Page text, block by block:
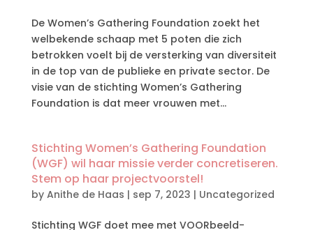
De Women’s Gathering Foundation zoekt het
welbekende schaap met 5 poten die zich
betrokken voelt bij de versterking van diversiteit
in de top van de publieke en private sector. De
visie van de stichting Women’s Gathering
Foundation is dat meer vrouwen met...
Stichting Women’s Gathering Foundation
(WGF) wil haar missie verder concretiseren.
Stem op haar projectvoorstel!
by Anithe de Haas | sep 7, 2023 | Uncategorized
Stichting WGF doet mee met VOORbeeld-